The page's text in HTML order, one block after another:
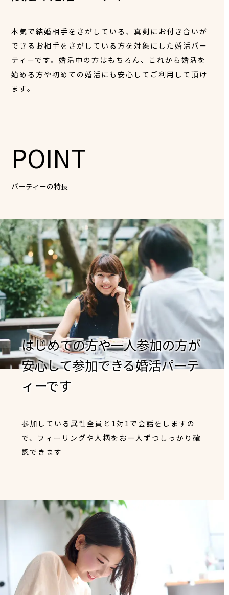
本気で結婚相手をさがしている、真剣にお付き合いが
できるお相手をさがしている方を対象にした婚活パー
ティーです。婚活中の方はもちろん、これから婚活を
始める方や初めての婚活にも安心してご利用して頂け
ます。
POINT
パーティーの特長
はじめての方や一人参加の方が
安心して参加できる婚活パーテ
ィーです
参加している異性全員と1対1で会話をしますの
で、フィーリングや人柄をお一人ずつしっかり確
認できます